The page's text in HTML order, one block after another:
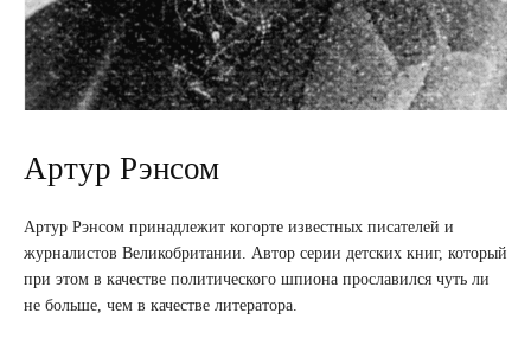
Артур Рэнсом
Артур Рэнсом принадлежит когорте известных писателей и
журналистов Великобритании. Автор серии детских книг, который
при этом в качестве политического шпиона прославился чуть ли
не больше, чем в качестве литератора.